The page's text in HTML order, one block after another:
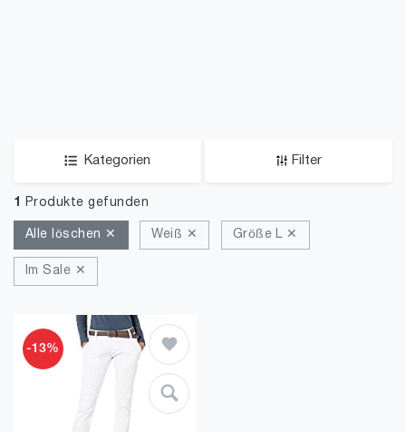
Kategorien Filter
1 Produkte gefunden
Alle löschen ✕ Weiß ✕ Größe L ✕
Im Sale ✕
-13%